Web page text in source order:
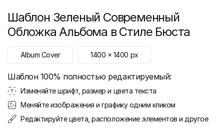
Шаблон Зеленый Современный
Обложка Альбома в Стиле Бюста
Album Cover 1400 x 1400 px
Шаблон 100% полностью редактируемый:
Изменяйте шрифт, размер и цвета текста
Меняйте изображения и графику одним кликом
Редактируйте цвета, расположение элементов и другое